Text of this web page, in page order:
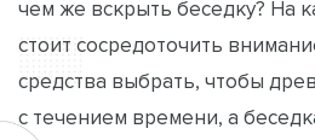
чем же вскрыть беседку? На
стоит сосредоточить
средства выбрать, чтобы
с течением времени, а